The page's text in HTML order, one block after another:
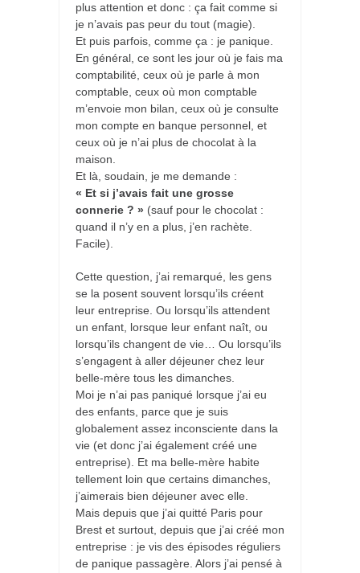
plus attention et donc : ça fait comme si
je n’avais pas peur du tout (magie).
Et puis parfois, comme ça : je panique.
En général, ce sont les jour où je fais ma
comptabilité, ceux où je parle à mon
comptable, ceux où mon comptable
m’envoie mon bilan, ceux où je consulte
mon compte en banque personnel, et
ceux où je n’ai plus de chocolat à la
maison.
Et là, soudain, je me demande :
« Et si j’avais fait une grosse
connerie ? » (sauf pour le chocolat :
quand il n’y en a plus, j’en rachète.
Facile).
Cette question, j’ai remarqué, les gens
se la posent souvent lorsqu’ils créent
leur entreprise. Ou lorsqu’ils attendent
un enfant, lorsque leur enfant naît, ou
lorsqu’ils changent de vie… Ou lorsqu’ils
s’engagent à aller déjeuner chez leur
belle-mère tous les dimanches.
Moi je n’ai pas paniqué lorsque j’ai eu
des enfants, parce que je suis
globalement assez inconsciente dans la
vie (et donc j’ai également créé une
entreprise). Et ma belle-mère habite
tellement loin que certains dimanches,
j’aimerais bien déjeuner avec elle.
Mais depuis que j’ai quitté Paris pour
Brest et surtout, depuis que j’ai créé mon
entreprise : je vis des épisodes réguliers
de panique passagère. Alors j’ai pensé à